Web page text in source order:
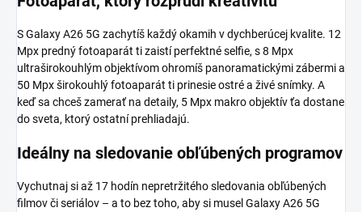
S Galaxy A26 5G zachytíš každý okamih v dychberúcej kvalite. 12
Mpx predný fotoaparát ti zaistí perfektné selfie, s 8 Mpx
ultraširokouhlým objektívom ohromíš panoramatickými zábermi a
50 Mpx širokouhlý fotoaparát ti prinesie ostré a živé snímky. A
keď sa chceš zamerať na detaily, 5 Mpx makro objektív ťa dostane
do sveta, ktorý ostatní prehliadajú.
Ideálny na sledovanie obľúbených programov
Vychutnaj si až 17 hodín nepretržitého sledovania obľúbených
filmov či seriálov – a to bez toho, aby si musel Galaxy A26 5G